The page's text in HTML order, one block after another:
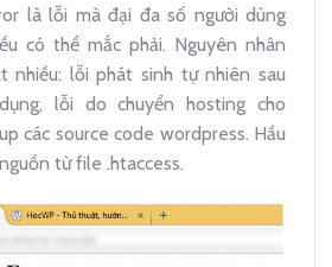
là lỗi mà đại đa số người dùng
có thể mắc phải. Nguyên nhân
nhiều: lỗi phát sinh tự nhiên sau
lỗi do chuyển hosting cho
các source code wordpress. Hầu
từ file .htaccess.